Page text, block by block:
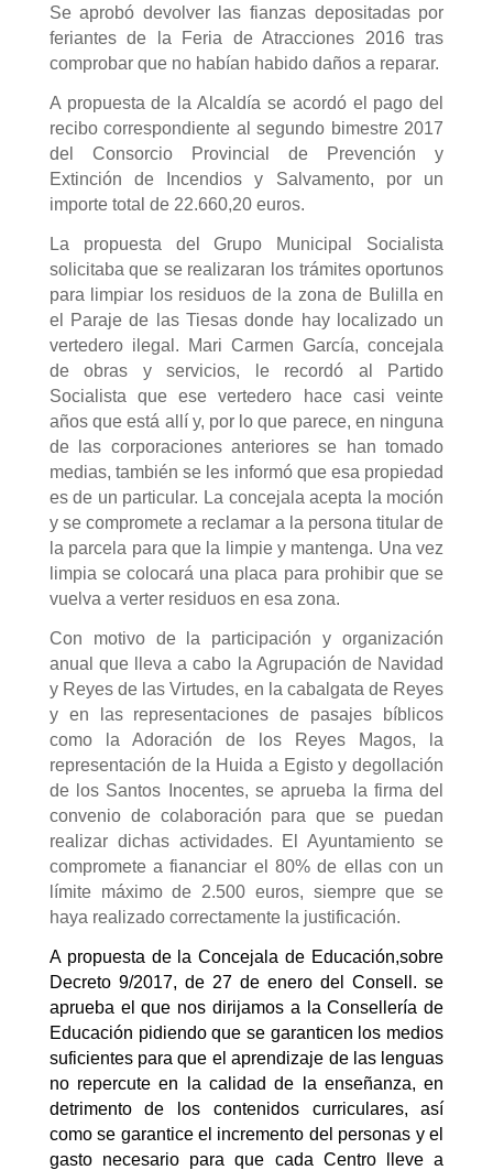
Se aprobó devolver las fianzas depositadas por
feriantes de la Feria de Atracciones 2016 tras
comprobar que no habían habido daños a reparar.
A propuesta de la Alcaldía se acordó el pago del
recibo correspondiente al segundo bimestre 2017
del Consorcio Provincial de Prevención y
Extinción de Incendios y Salvamento, por un
importe total de 22.660,20 euros.
La propuesta del Grupo Municipal Socialista
solicitaba que se realizaran los trámites oportunos
para limpiar los residuos de la zona de Bulilla en
el Paraje de las Tiesas donde hay localizado un
vertedero ilegal. Mari Carmen García, concejala
de obras y servicios, le recordó al Partido
Socialista que ese vertedero hace casi veinte
años que está allí y, por lo que parece, en ninguna
de las corporaciones anteriores se han tomado
medias, también se les informó que esa propiedad
es de un particular. La concejala acepta la moción
y se compromete a reclamar a la persona titular de
la parcela para que la limpie y mantenga. Una vez
limpia se colocará una placa para prohibir que se
vuelva a verter residuos en esa zona.
Con motivo de la participación y organización
anual que lleva a cabo la Agrupación de Navidad
y Reyes de las Virtudes, en la cabalgata de Reyes
y en las representaciones de pasajes bíblicos
como la Adoración de los Reyes Magos, la
representación de la Huida a Egisto y degollación
de los Santos Inocentes, se aprueba la firma del
convenio de colaboración para que se puedan
realizar dichas actividades. El Ayuntamiento se
compromete a fiananciar el 80% de ellas con un
límite máximo de 2.500 euros, siempre que se
haya realizado correctamente la justificación.
A propuesta de la Concejala de Educación,sobre
Decreto 9/2017, de 27 de enero del Consell. se
aprueba el que nos dirijamos a la Consellería de
Educación pidiendo que se garanticen los medios
suficientes para que el aprendizaje de las lenguas
no repercute en la calidad de la enseñanza, en
detrimento de los contenidos curriculares, así
como se garantice el incremento del personas y el
gasto necesario para que cada Centro lleve a